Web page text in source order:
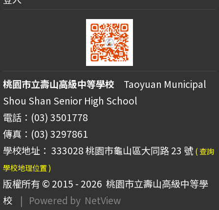
桃園市立壽山高級中等學校 Taoyuan Municipal
Shou Shan Senior High School
電話：(03) 3501778
傳真：(03) 3297861
學校地址： 333028 桃園市龜山區大同路 23 號 ( 查詢
學校地理位置 )
版權所有 © 2015 - 2026 桃園市立壽山高級中等學
校
| Powered by NetView